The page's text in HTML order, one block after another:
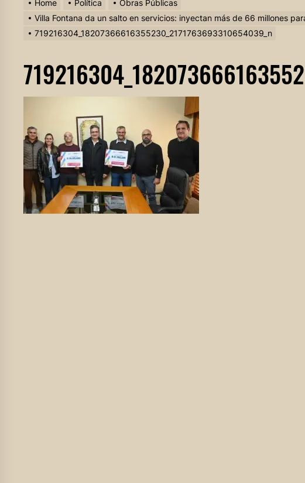
Home Política
Obras Públicas
Villa Fontana da un salto en servicios: inyectan más de 66 millones
719216304_18207366616355230_2171763693310654039_n